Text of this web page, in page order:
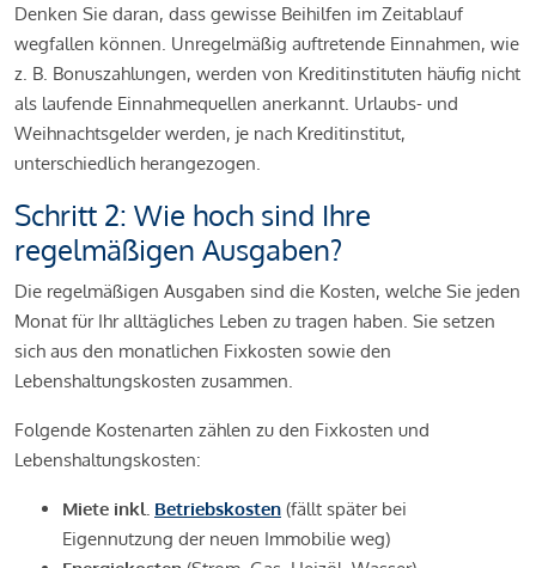
Denken Sie daran, dass gewisse Beihilfen im Zeitablauf
wegfallen können. Unregelmäßig auftretende Einnahmen, wie
z. B. Bonuszahlungen, werden von Kreditinstituten häufig nicht
als laufende Einnahmequellen anerkannt. Urlaubs- und
Weihnachtsgelder werden, je nach Kreditinstitut,
unterschiedlich herangezogen.
Schritt 2: Wie hoch sind Ihre
regelmäßigen Ausgaben?
Die regelmäßigen Ausgaben sind die Kosten, welche Sie jeden
Monat für Ihr alltägliches Leben zu tragen haben. Sie setzen
sich aus den monatlichen Fixkosten sowie den
Lebenshaltungskosten zusammen.
Folgende Kostenarten zählen zu den Fixkosten und
Lebenshaltungskosten:
Miete inkl. Betriebskosten (fällt später bei
Eigennutzung der neuen Immobilie weg)